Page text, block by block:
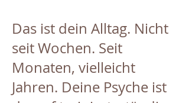
Das ist dein Alltag. Nicht
seit Wochen. Seit
Monaten, vielleicht
Jahren. Deine Psyche ist